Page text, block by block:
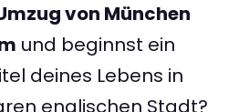
von München
und beginnst ein
deines Lebens in